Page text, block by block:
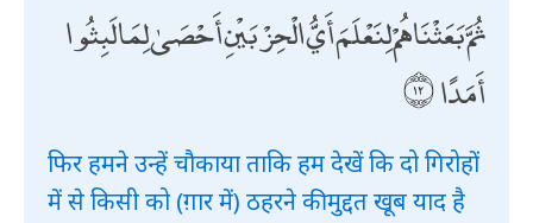
ثُمَّ بَعَثْنَاهُمْ لِنَعْلَمَ أَيُّ الْحِزْبَيْنِ أَحْصَىٰ لِمَا لَبِثُوا
أَمَدًا
फिर हमने उन्हें चौकाया ताकि हम देखें कि दो गिरोहों
में से किसी को (ग़ार में) ठहरने की मुद्दत खूब याद है